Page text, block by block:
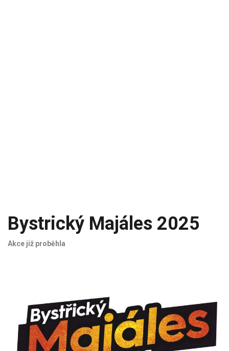
Bystrický Majáles 2025
Akce již proběhla